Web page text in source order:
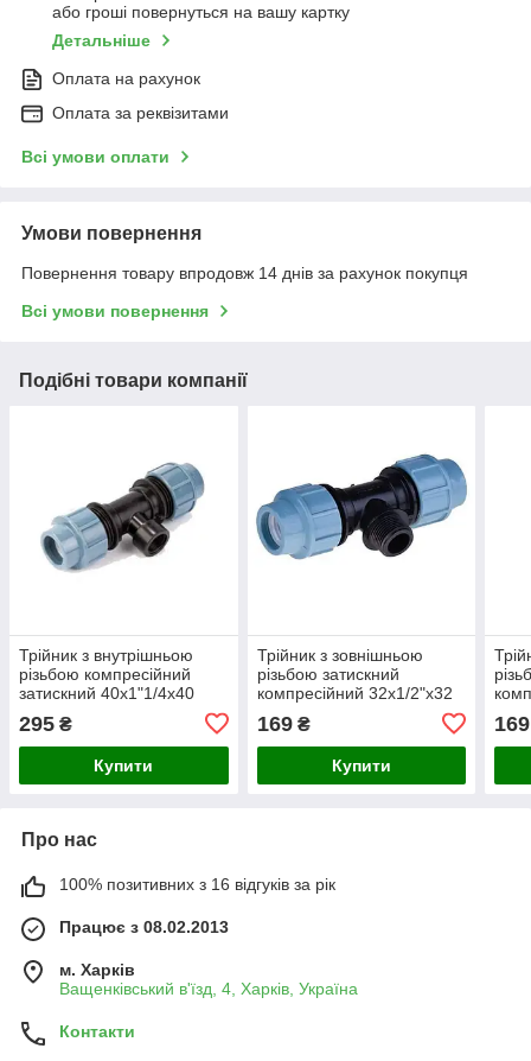
або гроші повернуться на вашу картку
Детальніше
Оплата на рахунок
Оплата за реквізитами
Всі умови оплати
Умови повернення
Повернення товару впродовж 14 днів за рахунок покупця
Всі умови повернення
Подібні товари компанії
Трійник з внутрішньою
різьбою компресійний
затискний 40x1"1/4х40
295 ₴
Купити
Трійник з зовнішньою
різьбою затискний
компресійний 32x1/2"х32
169₴
Купити
169
Про нас
100% позитивних з 16 відгуків за рік
Працює з 08.02.2013
м. Харків
Ващенківський в'їзд, 4, Харків, Україна
Контакти